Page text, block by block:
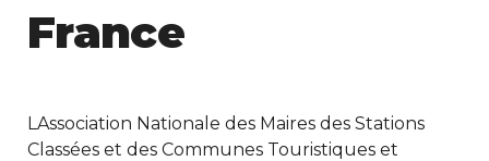
France
LAssociation Nationale des Maires des Stations
Classées et des Communes Touristiques et